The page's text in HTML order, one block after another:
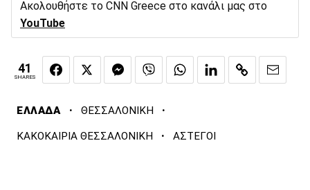
Ακολουθήστε το CNN Greece στο κανάλι μας στο
YouTube
41
SHARES
ΕΛΛΑΔΑ · ΘΕΣΣΑΛΟΝΙΚΗ ·
ΚΑΚΟΚΑΙΡΙΑ ΘΕΣΣΑΛΟΝΙΚΗ · ΑΣΤΕΓΟΙ